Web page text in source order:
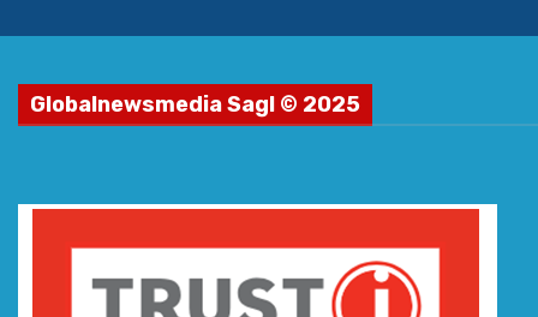
Globalnewsmedia Sagl © 2025